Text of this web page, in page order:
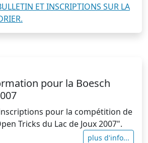
ET INSCRIPTIONS SUR LA
pour la Boesch
pour la compétition de
Tricks du Lac de Joux 2007".
plus d'info...